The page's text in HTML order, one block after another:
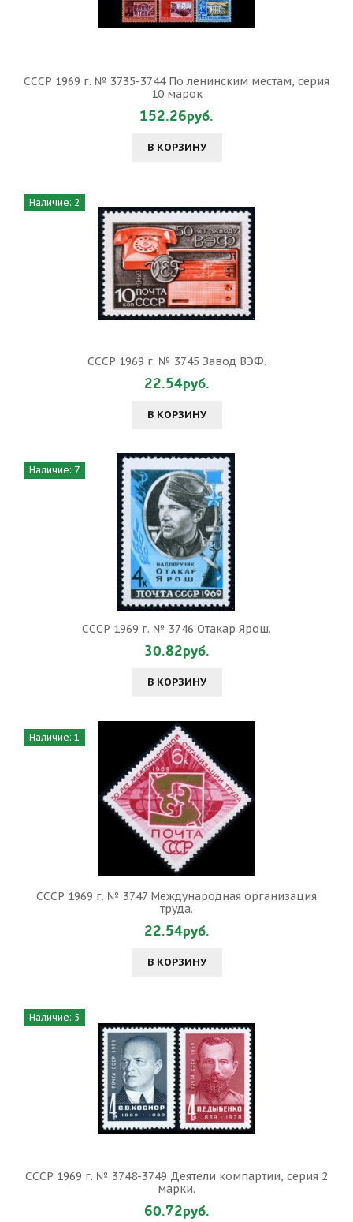
СССР 1969 г. № 3735-3744 По ленинским местам, серия
10 марок
152.26руб.
В КОРЗИНУ
Наличие: 2
СССР 1969 г. № 3745 Завод ВЭФ.
22.54руб.
В КОРЗИНУ
Наличие: 7
СССР 1969 г. № 3746 Отакар Ярош.
30.82руб.
В КОРЗИНУ
Наличие: 1
СССР 1969 г. № 3747 Международная организация
труда.
22.54руб.
В КОРЗИНУ
Наличие: 5
СССР 1969 г. № 3748-3749 Деятели компартии, серия 2
марки.
60.72руб.